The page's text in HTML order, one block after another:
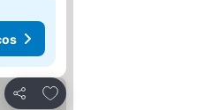
Partilhar
Adicionar aos favoritos